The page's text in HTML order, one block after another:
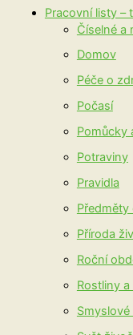
Pracovní listy –
Číselné a
Domov
Péče o
Počasí
Pomůcky
Potraviny
Pravidla
Příroda
Roční
Rostliny